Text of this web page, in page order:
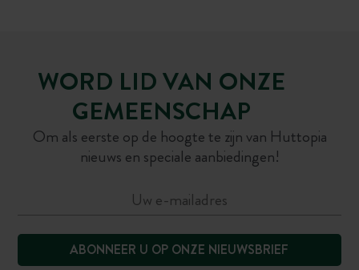
WORD LID VAN ONZE
GEMEENSCHAP
Om als eerste op de hoogte te zijn van Huttopia
nieuws en speciale aanbiedingen!
ABONNEER U OP ONZE NIEUWSBRIEF